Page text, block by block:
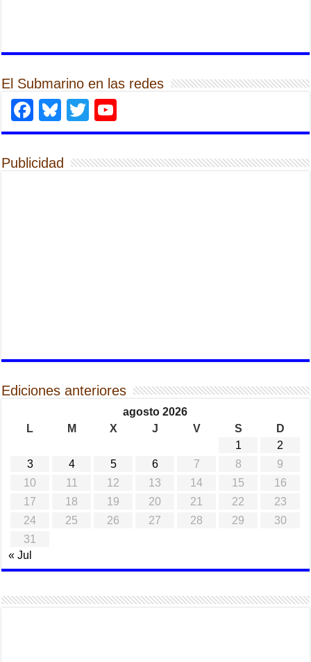
El Submarino en las redes
Facebook
Bluesky
Twitter
Publicidad
Ediciones anteriores
agosto 2026
L
M X J V S
D
1
2
3
4 5 6 7 8
9
10
11 12 13 14 15
16
17
18 19 20 21 22
23
24
25 26 27 28 29
30
31
« Jul